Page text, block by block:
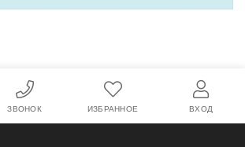
ЗВОНОК ИЗБРАННОЕ ВХОД